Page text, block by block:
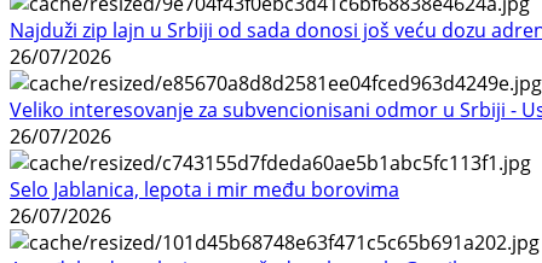
Najduži zip lajn u Srbiji od sada donosi još veću dozu
26/07/2026
Veliko interesovanje za subvencionisani odmor u Srbiji -
26/07/2026
Selo Jablanica, lepota i mir među borovima
26/07/2026